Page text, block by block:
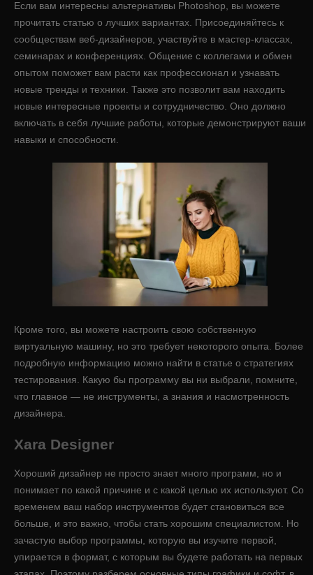
Если вам интересны альтернативы Photoshop, вы можете
прочитать статью о лучших вариантах. Присоединяйтесь к
сообществам веб-дизайнеров, участвуйте в мастер-классах,
семинарах и конференциях. Общение с коллегами и обмен
опытом поможет вам расти как профессионал и узнавать
новые тренды и техники. Также это позволит вам находить
новые интересные проекты и сотрудничество. Оно должно
включать в себя лучшие работы, которые демонстрируют ваши
навыки и способности.
Кроме того, вы можете настроить свою собственную
виртуальную машину, но это требует некоторого опыта. Более
подробную информацию можно найти в статье о стратегиях
тестирования. Какую бы программу вы ни выбрали, помните,
что главное — не инструменты, а знания и насмотренность
дизайнера.
Xara Designer
Хороший дизайнер не просто знает много программ, но и
понимает по какой причине и с какой целью их используют. Со
временем ваш набор инструментов будет становиться все
больше, и это важно, чтобы стать хорошим специалистом. Но
зачастую выбор программы, которую вы изучите первой,
упирается в формат, с которым вы будете работать на первых